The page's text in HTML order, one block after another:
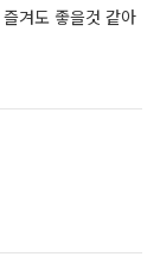
겨도 좋을것 같아